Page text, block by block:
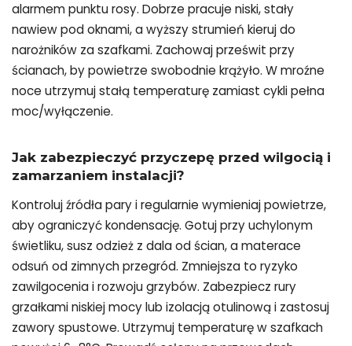
alarmem punktu rosy. Dobrze pracuje niski, stały
nawiew pod oknami, a wyższy strumień kieruj do
narożników za szafkami. Zachowaj prześwit przy
ścianach, by powietrze swobodnie krążyło. W mroźne
noce utrzymuj stałą temperaturę zamiast cykli pełna
moc/wyłączenie.
Jak zabezpieczyć przyczepę przed wilgocią i
zamarzaniem instalacji?
Kontroluj źródła pary i regularnie wymieniaj powietrze,
aby ograniczyć kondensację. Gotuj przy uchylonym
świetliku, susz odzież z dala od ścian, a materace
odsuń od zimnych przegród. Zmniejsza to ryzyko
zawilgocenia i rozwoju grzybów. Zabezpiecz rury
grzałkami niskiej mocy lub izolacją otulinową i zastosuj
zawory spustowe. Utrzymuj temperaturę w szafkach